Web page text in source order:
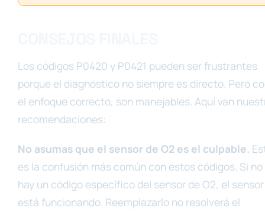
Los códigos P0420 y P0421 pueden ser frustrantes
porque el diagnóstico no siempre es directo. Pero
el enfoque correcto, son manejables. Aquí van
recomendaciones:
No asumas que el sensor de O2 es el culpable.
es la confusión más común con estos códigos. Si no
hay un código específico del sensor de O2, el sensor
está funcionando. Reemplazarlo no resolverá el